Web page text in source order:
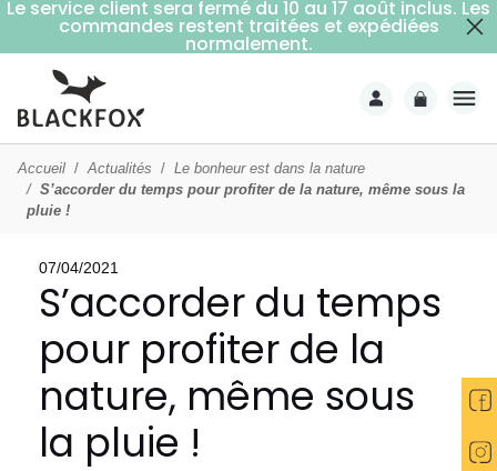
Livraison offerte dès 59€ d'achats (point relais)
Accueil Actualités
Le bonheur est dans la nature
S’accorder du temps pour profiter de la nature, même sous la
pluie !
07/04/2021
S’accorder du temps
pour profiter de la
nature, même sous
la pluie !
Le service client sera fermé du 10 au 17 août inclus. Les
commandes restent traitées et expédiées
normalement.